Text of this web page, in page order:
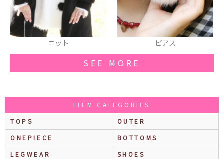
ピアス スニーカー
SEE MORE
ITEM CATEGORIES
TOPS
OUTER
ONEPIECE
BOTTOMS
LEGWEAR
SHOES